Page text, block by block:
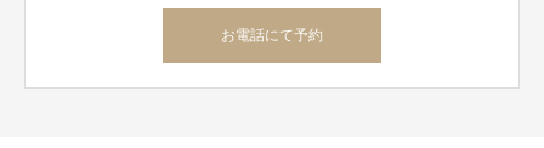
お電話にて予約